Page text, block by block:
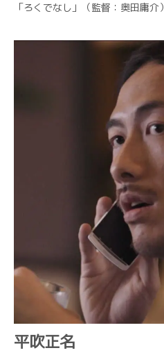
「ろくでなし」（監督：奥田庸介）
平吹正名